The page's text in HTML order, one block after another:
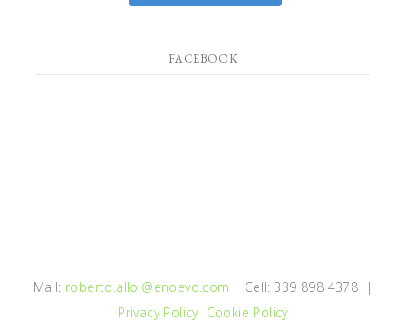
FACEBOOK
Mail: roberto.alloi@enoevo.com | Cell: 339 898 4378 |
Privacy Policy Cookie Policy